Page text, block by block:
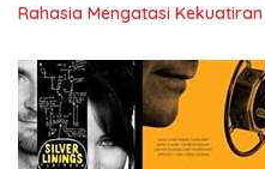
Rahasia Mengatasi Kekuatiran